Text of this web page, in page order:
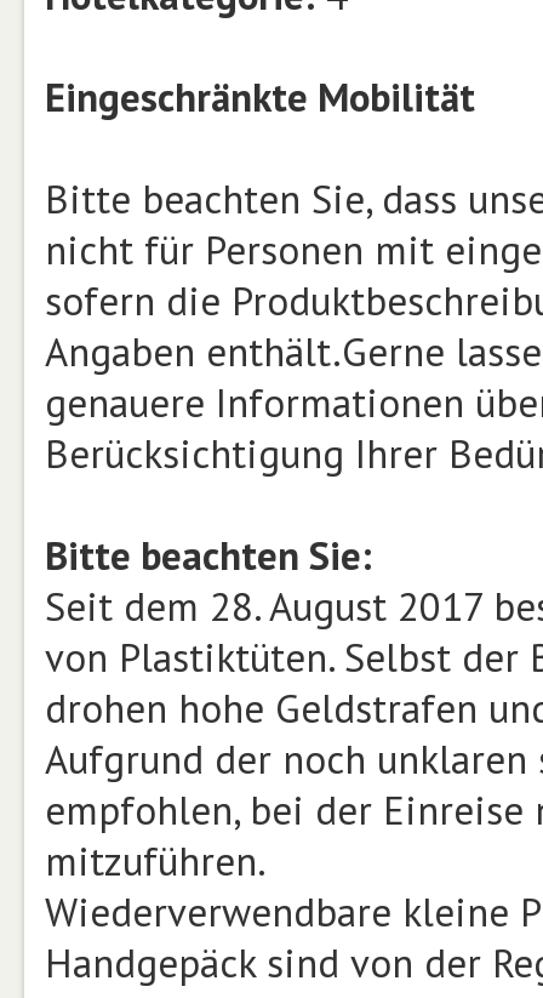
Eingeschränkte Mobilität
Bitte beachten Sie, dass
nicht für Personen mit
sofern die
Angaben enthält.Gerne
genauere Informationen
Berücksichtigung Ihrer
Bitte beachten Sie:
Seit dem 28. August 2017
von Plastiktüten. Selbst der
drohen hohe Geldstrafen
Aufgrund der noch
empfohlen, bei der
mitzuführen.
Wiederverwendbare kleine
Handgepäck sind von der